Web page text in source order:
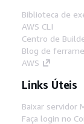
Biblioteca de
AWS CLI
Centro de
Blog de
AWS
Links Úteis
Baixar servidor
Faça login no